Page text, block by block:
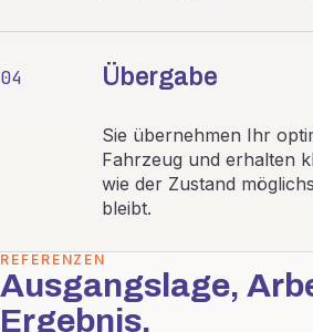
04 Übergabe
Sie übernehmen Ihr
Fahrzeug und erhalten
wie der Zustand
bleibt.
REFERENZEN
Ausgangslage,
Ergebnis.